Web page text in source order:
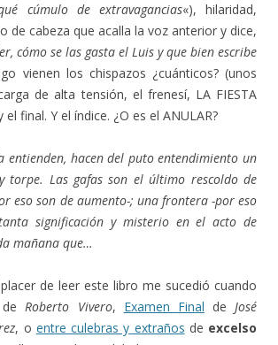
cúmulo de extravagancias«), hilaridad,
de cabeza que acalla la voz anterior y dice,
cómo se las gasta el Luis y que bien escribe
vienen los chispazos ¿cuánticos? (unos
de alta tensión, el frenesí, LA FIESTA
el final. Y el índice. ¿O es el ANULAR?
entienden, hacen del puto entendimiento un
torpe. Las gafas son el último rescoldo de
eso son de aumento-; una frontera -por eso
significación y misterio en el acto de
mañana que…
de leer este libro me sucedió cuando
deRoberto Vivero, Examen Final de José
, o entre culebras y extraños de excelso